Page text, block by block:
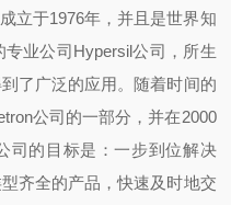
立于1976年，并且是世界知
业公司Hypersil公司，所生
了广泛的应用。随着时间的
公司的一部分，并在2000
司的目标是：一步到位解决
齐全的产品，快速及时地交